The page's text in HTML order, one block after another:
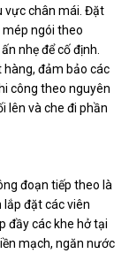
vực chân mái. Đặt
mép ngói theo
nhẹ để cố định.
đảm bảo các
công theo nguyên
lên và che đi phần
đoạn tiếp theo là
lắp đặt các viên
đầy các khe hở tại
mạch, ngăn nước